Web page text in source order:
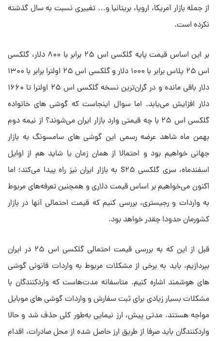
از جمله بازار آمریکا، اروپا، بریتانیا و… تغییری نسبت به سال گذشته
نکرده است.
بر این اساس قیمت پایه گلکسی اس ۲۵ برابر با ۸۰۰ دلار، گلکسی
اس ۲۵ پلاس برابر با ۱۰۰۰ دلار و گلکسی اس ۲۵ اولترا برابر با ۱۳۰۰
دلار باقی مانده و در گران‌ترین نسخه گلکسی اس ۲۵ اولترا تا ۱۶۶۰
دلار افزایش می‌یابد. اما سوال اینجاست که گوشی های خانواده
گلکسی اس ۲۵ با چه قیمتی وارد بازار ایران می‌شوند؟ از نیمه دوم
بهمن ماه شاهد عرضه رسمی این گوشی های سامسونگ به بازار
جهانی خواهیم بود و احتمالا از همان زمان یا شاید هم از اوایل
اسفندماه، سری گلکسی S۲۵ به بازار ایران نیز راه پیدا می‌کند؛ اما
اکنون می‌خواهیم بر اساس قیمت دلاری و همچنین تعرفه‌های مربوط
به واردات و رجیستری، بررسی کنیم که قیمت احتمالی آنها در بازار
کشورمان حدودا چقدر خواهد بود.
قبل از این که به بررسی قیمت احتمالی گلکسی اس ۲۵ در ایران
بپردازیم، باید به برخی از مشکلات مربوط به واردات قانونی گوشی
های هوشمند اشاره کنیم. متاسفانه مدت‌هاست که واردکنندگان با
مشکلات بسیار زیادی برای ثبت سفارش و واردات گوشی های موبایل
مواجه هستند. مدتی پیش، ارز نیمایی به‌طور کلی حذف شد و حالا
واردکنندگان باید صرفا از طریق ارز حاصل شده از محل صادرات، اقدام